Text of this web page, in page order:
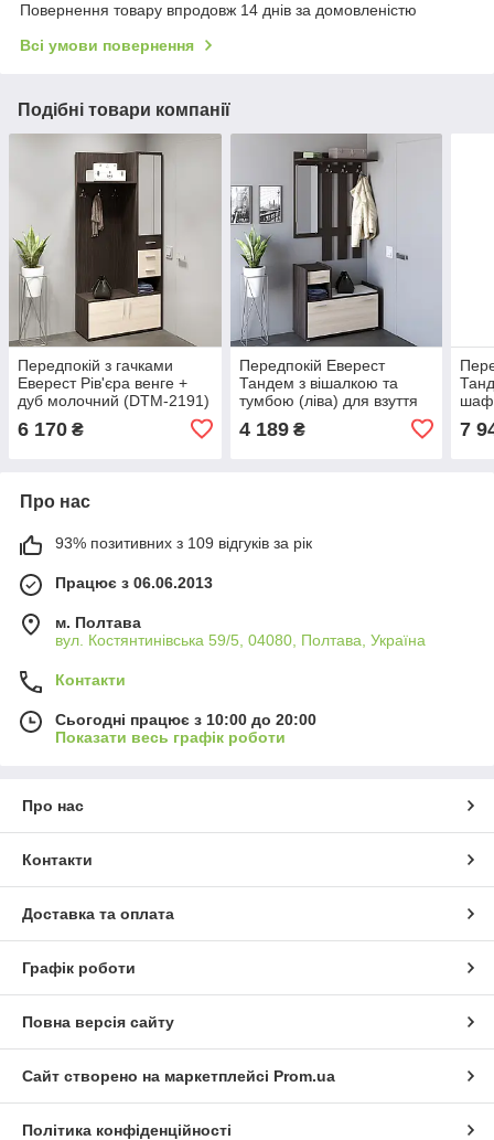
Повернення товару впродовж 14 днів за домовленістю
Всі умови повернення
Подібні товари компанії
Передпокій з гачками
Еверест Рів'єра венге +
дуб молочний (DTM-2191)
6 170 ₴
Передпокій Еверест
Тандем з вішалкою та
тумбою (ліва) для взуття
(DTM-2199)
4 189₴ 7
Про нас
93% позитивних з 109 відгуків за рік
Працює з 06.06.2013
м. Полтава
вул. Костянтинівська 59/5, 04080, Полтава, Україна
Контакти
Сьогодні працює з 10:00 до 20:00
Показати весь графік роботи
Про нас
Контакти
Доставка та оплата
Графік роботи
Повна версія сайту
Сайт створено на маркетплейсі Prom.ua
Політика конфіденційності